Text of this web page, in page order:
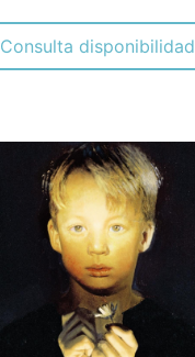
Consulta disponibilidad